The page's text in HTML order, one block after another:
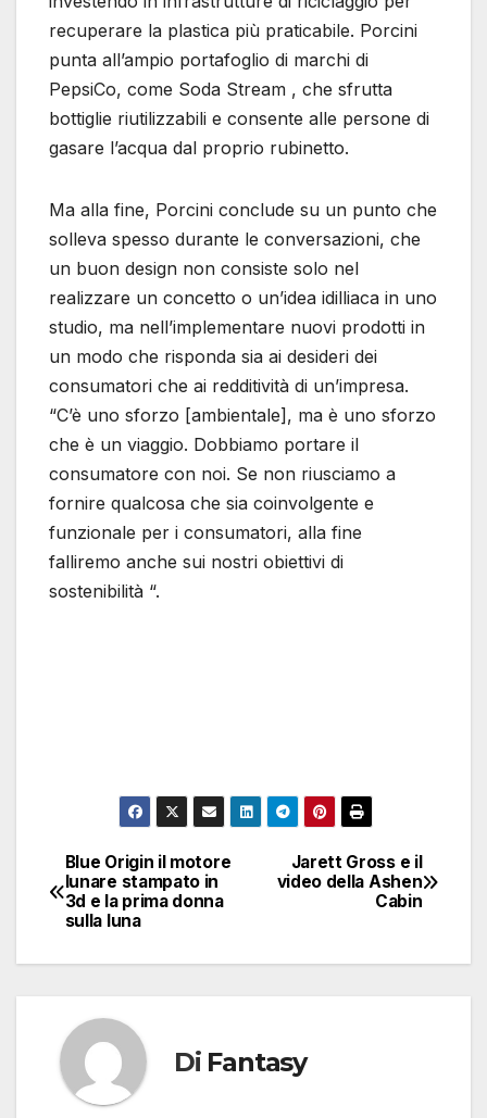
recuperare la plastica più praticabile. Porcini
punta all’ampio portafoglio di marchi di
PepsiCo, come Soda Stream , che sfrutta
bottiglie riutilizzabili e consente alle persone di
gasare l’acqua dal proprio rubinetto.
Ma alla fine, Porcini conclude su un punto che
solleva spesso durante le conversazioni, che
un buon design non consiste solo nel
realizzare un concetto o un’idea idilliaca in uno
studio, ma nell’implementare nuovi prodotti in
un modo che risponda sia ai desideri dei
consumatori che ai redditività di un’impresa.
“C’è uno sforzo [ambientale], ma è uno sforzo
che è un viaggio. Dobbiamo portare il
consumatore con noi. Se non riusciamo a
fornire qualcosa che sia coinvolgente e
funzionale per i consumatori, alla fine
falliremo anche sui nostri obiettivi di
sostenibilità “.
Navigazione
articoli
Jarett Gross e il
video della Ashen
Cabin
Blue Origin il motore
lunare stampato in
3d e la prima donna
sulla luna
Di Fantasy